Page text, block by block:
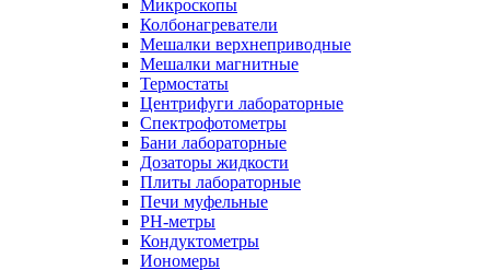
Микроскопы
Колбонагреватели
Мешалки верхнеприводные
Мешалки магнитные
Термостаты
Центрифуги лабораторные
Спектрофотометры
Бани лабораторные
Дозаторы жидкости
Плиты лабораторные
Печи муфельные
РН-метры
Кондуктометры
Иономеры